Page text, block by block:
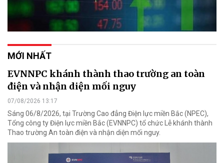
MỚI NHẤT
EVNNPC khánh thành thao trường an toàn
điện và nhận diện mối nguy
07/08/2026 13:17
Sáng 06/8/2026, tại Trường Cao đẳng Điện lực miền Bắc (NPEC),
Tổng công ty Điện lực miền Bắc (EVNNPC) tổ chức Lễ khánh thành
Thao trường An toàn điện và nhận diện mối nguy.